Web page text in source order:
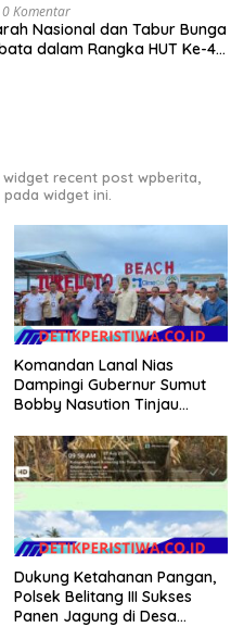
0 Komentar
Nasional dan Tabur Bunga
dalam Rangka HUT Ke-40
recent post wpberita,
widget ini.
Komandan Lanal Nias
Dampingi Gubernur Sumut
Bobby Nasution Tinjau
Budidaya Rumput Laut di
Nias Utara
Dukung Ketahanan Pangan,
Polsek Belitang III Sukses
Panen Jagung di Desa